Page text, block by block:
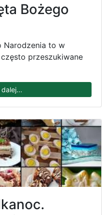
Bożego
Narodzenia to w
przeszukiwane